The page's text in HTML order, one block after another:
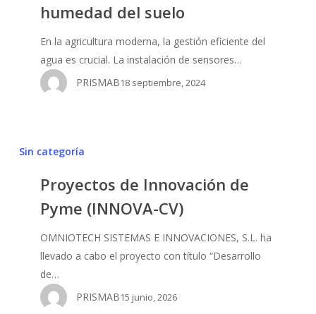
humedad del suelo
En la agricultura moderna, la gestión eficiente del
agua es crucial. La instalación de sensores…
PRISMAB18 septiembre, 2024
Proyectos
Innovación
(INNOVA-
Sin categoría
Proyectos de Innovación de
Pyme (INNOVA-CV)
OMNIOTECH SISTEMAS E INNOVACIONES, S.L. ha
llevado a cabo el proyecto con título “Desarrollo
de…
PRISMAB15 junio, 2026